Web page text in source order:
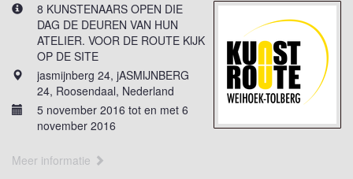
8 KUNSTENAARS OPEN DIE
DAG DE DEUREN VAN HUN
ATELIER. VOOR DE ROUTE KIJK
OP DE SITE
jasmijnberg 24, jASMIJNBERG
24, Roosendaal, Nederland
5 november 2016 tot en met 6
november 2016
Meer informatie